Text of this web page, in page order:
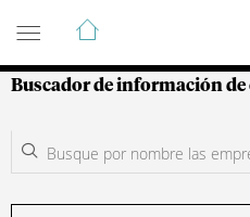
Guía de Empresas
Buscador de información de